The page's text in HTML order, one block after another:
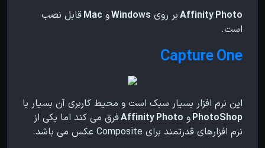
Affinity Photoبر روی Windowsو Macقابل نصب
است.
Capture One
این نرم افزار بسیار سبک است و محیط کاربری آن بسیار با
PhotoShopو Affinity Photoفرق می کند اما یکی از
نرم افزارهای قدرتمند برای Composite عکس می باشد.